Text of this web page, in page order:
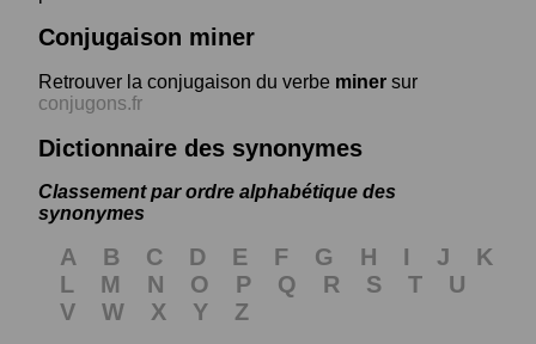
Conjugaison miner
Retrouver la conjugaison du verbe miner sur
conjugons.fr
Dictionnaire des synonymes
Classement par ordre alphabétique des
synonymes
A B C D E F G H I J
K
L
M N O P Q R S T
U
V
W X Y
Z